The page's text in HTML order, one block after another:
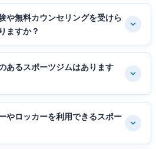
や無料カウンセリングを受けら
ますか？
あるスポーツジムはあります
やロッカーを利用できるスポー